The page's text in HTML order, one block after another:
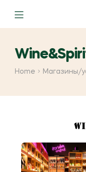
Home Магазины/